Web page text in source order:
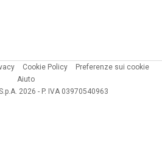
Cookie Policy
Preferenze sui cookie
Aiuto
2026 - P. IVA 03970540963